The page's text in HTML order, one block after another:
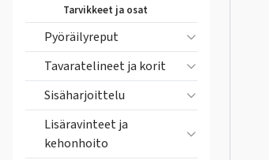
Tarvikkeet ja osat
Pyöräilyreput
Tavaratelineet ja korit
Sisäharjoittelu
Lisäravinteet ja
kehonhoito